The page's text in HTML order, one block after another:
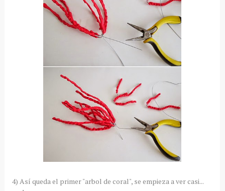
4) Así queda el primer "arbol de coral", se empieza a ver casi...